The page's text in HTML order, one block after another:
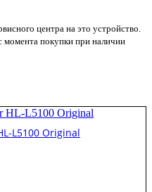
центра на это устройство.
момента покупки при наличии
L5100 Original